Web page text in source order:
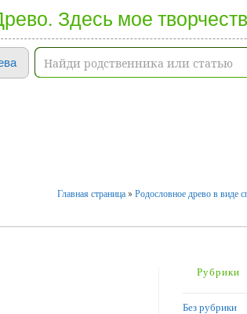
Здесь мое
Главная страница » Родословное древо в виде
Рубрики
Без рубрики